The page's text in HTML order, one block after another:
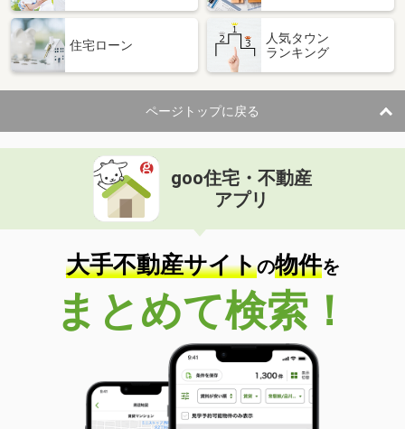
住宅ローン
人気タウン
ランキング
ページトップに戻る
goo住宅・不動産
アプリ
大手不動産サイトの物件を
まとめて検索！